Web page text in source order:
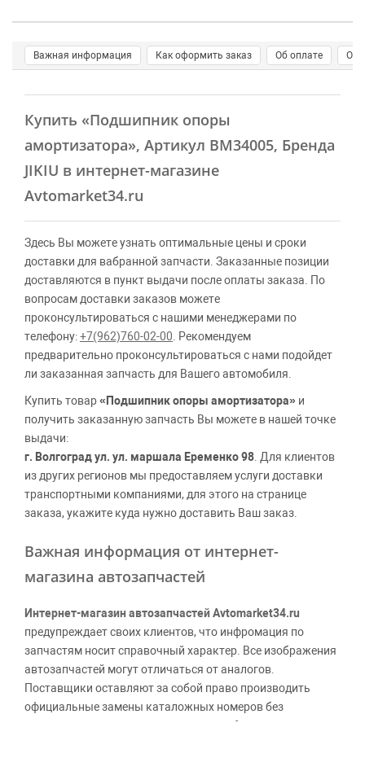
Важная информация Как оформить заказ Об оплате О
Купить «Подшипник опоры
амортизатора», Артикул BM34005, Бренда
JIKIU в интернет-магазине
Avtomarket34.ru
Здесь Вы можете узнать оптимальные цены и сроки
доставки для вабранной запчасти. Заказанные позиции
доставляются в пункт выдачи после оплаты заказа. По
вопросам доставки заказов можете
проконсультироваться с нашими менеджерами по
телефону:+7(962)760-02-00 . Рекомендуем
предварительно проконсультироваться с нами подойдет
ли заказанная запчасть для Вашего автомобиля.
Купить товар«Подшипник опоры амортизатора» и
получить заказанную запчасть Вы можете в нашей точке
выдачи:
г. Волгоград ул. ул. маршала Еременко 98 . Для клиентов
из других регионов мы предоставляем услуги доставки
транспортными компаниями, для этого на странице
заказа, укажите куда нужно доставить Ваш заказ.
Важная информация от интернет-
магазина автозапчастей
Интернет-магазин автозапчастей Avtomarket34.ru
предупреждает своих клиентов, что инфромация по
запчастям носит справочный характер. Все изображения
автозапчастей могут отличаться от аналогов.
Поставщики оставляют за собой право производить
официальные замены каталожных номеров без
дополнительного уведомления дистрибьюторов, что